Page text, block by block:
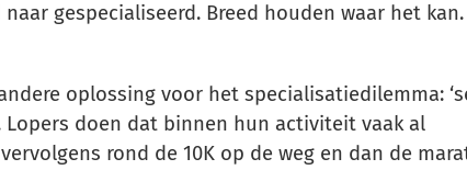
gespecialiseerd. Breed houden waar het kan.
oplossing voor het specialisatiedilemma:
Lopers doen dat binnen hun activiteit vaak al
rond de 10K op de weg en dan de